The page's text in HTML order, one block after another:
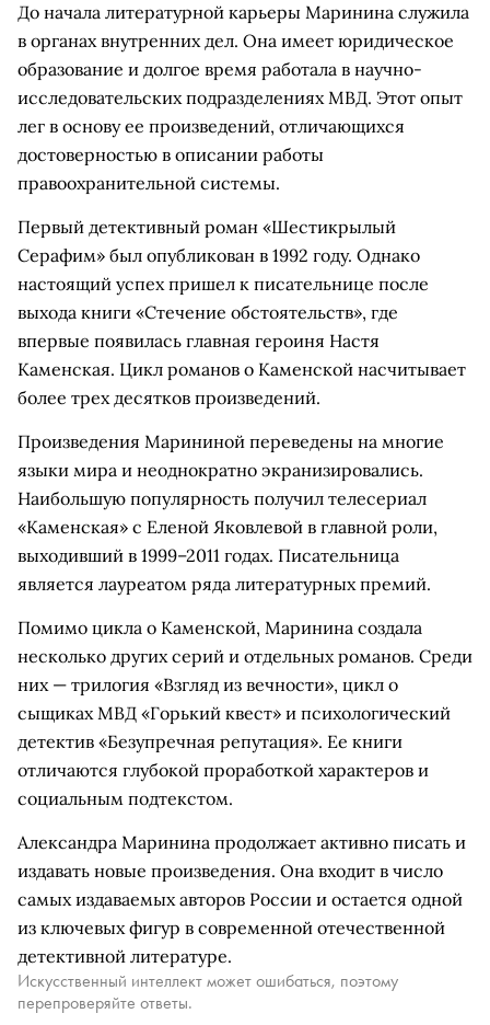
До начала литературной карьеры Маринина служила
в органах внутренних дел. Она имеет юридическое
образование и долгое время работала в научно-
исследовательских подразделениях МВД. Этот опыт
лег в основу ее произведений, отличающихся
достоверностью в описании работы
правоохранительной системы.
Первый детективный роман «Шестикрылый
Серафим» был опубликован в 1992 году. Однако
настоящий успех пришел к писательнице после
выхода книги «Стечение обстоятельств», где
впервые появилась главная героиня Настя
Каменская. Цикл романов о Каменской насчитывает
более трех десятков произведений.
Произведения Марининой переведены на многие
языки мира и неоднократно экранизировались.
Наибольшую популярность получил телесериал
«Каменская» с Еленой Яковлевой в главной роли,
выходивший в 1999–2011 годах. Писательница
является лауреатом ряда литературных премий.
Помимо цикла о Каменской, Маринина создала
несколько других серий и отдельных романов. Среди
них — трилогия «Взгляд из вечности», цикл о
сыщиках МВД «Горький квест» и психологический
детектив «Безупречная репутация». Ее книги
отличаются глубокой проработкой характеров и
социальным подтекстом.
Александра Маринина продолжает активно писать и
издавать новые произведения. Она входит в число
самых издаваемых авторов России и остается одной
из ключевых фигур в современной отечественной
детективной литературе.
Искусственный интеллект может ошибаться, поэтому
перепроверяйте ответы.